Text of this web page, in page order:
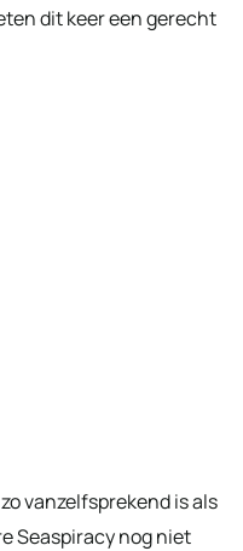
dit keer een gerecht
vanzelfsprekend is als
Seaspiracy nog niet